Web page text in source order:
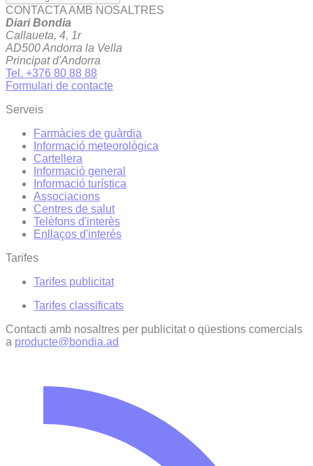
CONTACTA AMB NOSALTRES
Diari Bondia
Callaueta, 4, 1r
AD500 Andorra la Vella
Principat d'Andorra
Tel. +376 80 88 88
Formulari de contacte
Serveis
Farmàcies de guàrdia
Informació meteorològica
Cartellera
Informació general
Informació turística
Associacions
Centres de salut
Telèfons d'interès
Enllaços d'interés
Tarifes
Tarifes publicitat
Tarifes classificats
Contacti amb nosaltres per publicitat o qüestions comercials
a producte@bondia.ad